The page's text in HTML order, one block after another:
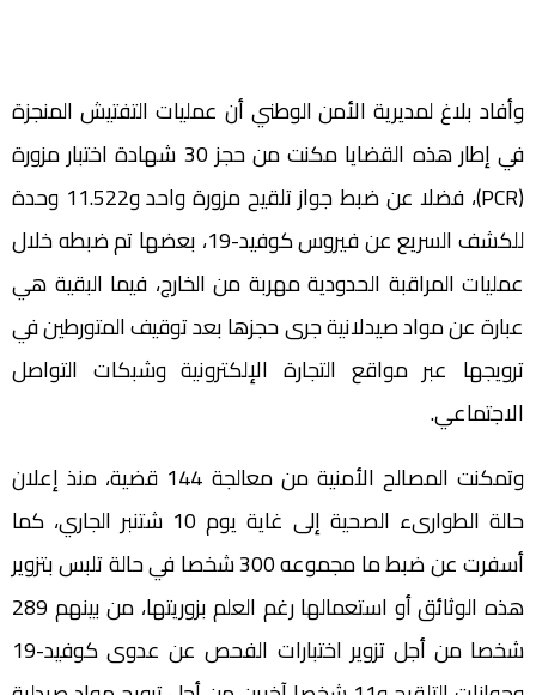
وأفاد بلاغ لمديرية الأمن الوطني أن عمليات التفتيش المنجزة
في إطار هذه القضايا مكنت من حجز 30 شهادة اختبار مزورة
(PCR)، فضلا عن ضبط جواز تلقيح مزورة واحد و11.522 وحدة
للكشف السريع عن فيروس كوفيد-19، بعضها تم ضبطه خلال
عمليات المراقبة الحدودية مهربة من الخارج، فيما البقية هي
عبارة عن مواد صيدلانية جرى حجزها بعد توقيف المتورطين في
ترويجها عبر مواقع التجارة الإلكترونية وشبكات التواصل
الاجتماعي.
وتمكنت المصالح الأمنية من معالجة 144 قضية، منذ إعلان
حالة الطوارىء الصحية إلى غاية يوم 10 شتنبر الجاري، كما
أسفرت عن ضبط ما مجموعه 300 شخصا في حالة تلبس بتزوير
هذه الوثائق أو استعمالها رغم العلم بزوريتها، من بينهم 289
شخصا من أجل تزوير اختبارات الفحص عن عدوى كوفيد-19